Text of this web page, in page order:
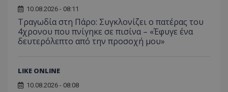
10.08.2026 - 08:11
Τραγωδία στη Πάρο: Συγκλονίζει ο πατέρας του
4χρονου που πνίγηκε σε πισίνα – «Έφυγε ένα
δευτερόλεπτο από την προσοχή μου»
LIKE ONLINE
10.08.2026 - 08:08